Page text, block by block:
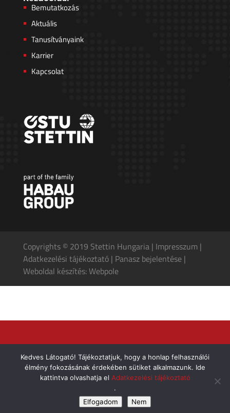
Bemutatkozás
Aktuális
Tanusítványaink
Karrier
Kapcsolat
Copyrights © 2019 Stettin Hungaria | Impresszum|
Adatkezelési tájékoztató| Panasz bejelentése|
Weboldal készítés: Webpole
Kedves Látogató! Tájékoztatjuk, hogy a honlap felhasználói
élmény fokozásának érdekében sütiket alkalmazunk. Ide
kattintva olvashatja el Adatkezelési tájékoztató
.
Elfogadom
Nem